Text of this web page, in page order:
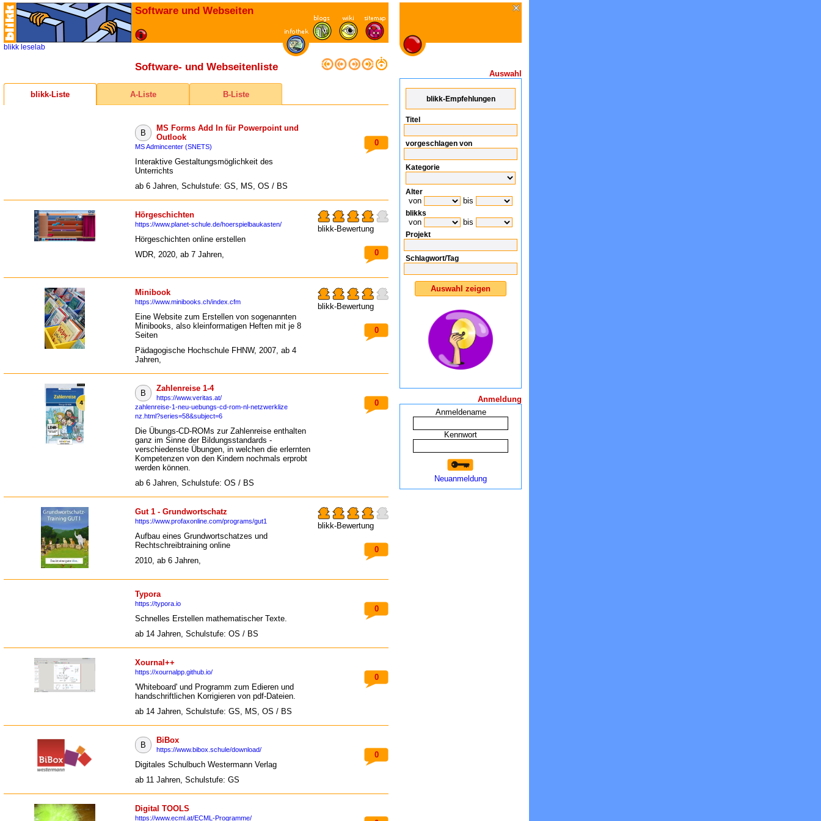
Software und Webseiten
blikk leselab
Software- und Webseitenliste
blikk-Liste A-Liste B-Liste
B
MS Forms Add In für Powerpoint und
Outlook
MS Admincenter (SNETS)
Interaktive Gestaltungsmöglichkeit des
Unterrichts
ab 6 Jahren, Schulstufe: GS, MS, OS / BS
0
Hörgeschichten
https://www.planet-schule.de/hoerspielbaukasten/
Hörgeschichten online erstellen
WDR, 2020, ab 7 Jahren,
blikk-Bewertung
0
Minibook
https://www.minibooks.ch/index.cfm
Eine Website zum Erstellen von sogenannten
Minibooks, also kleinformatigen Heften mit je 8
Seiten
Pädagogische Hochschule FHNW, 2007, ab 4
Jahren,
blikk-Bewertung
0
B
Zahlenreise 1-4
https://www.veritas.at/
zahlenreise-1-neu-uebungs-cd-rom-nl-netzwerklize
nz.html?series=58&subject=6
Die Übungs-CD-ROMs zur Zahlenreise enthalten
ganz im Sinne der Bildungsstandards -
verschiedenste Übungen, in welchen die erlernten
Kompetenzen von den Kindern nochmals erprobt
werden können.
ab 6 Jahren, Schulstufe: OS / BS
0
Gut 1 - Grundwortschatz
https://www.profaxonline.com/programs/gut1
Aufbau eines Grundwortschatzes und
Rechtschreibtraining online
2010, ab 6 Jahren,
blikk-Bewertung
0
Typora
https://typora.io
Schnelles Erstellen mathematischer Texte.
ab 14 Jahren, Schulstufe: OS / BS
0
Xournal++
https://xournalpp.github.io/
'Whiteboard' und Programm zum Edieren und
handschriftlichen Korrigieren von pdf-Dateien.
ab 14 Jahren, Schulstufe: GS, MS, OS / BS
0
B
BiBox
https://www.bibox.schule/download/
Digitales Schulbuch Westermann Verlag
ab 11 Jahren, Schulstufe: GS
0
Digital TOOLS
https://www.ecml.at/ECML-Programme/
Auswahl
Titel
vorgeschlagen von
Kategorie
Alter
von bis
blikks
von bis
Projekt
Schlagwort/Tag
Anmeldung
Anmeldename
Kennwort
Neuanmeldung